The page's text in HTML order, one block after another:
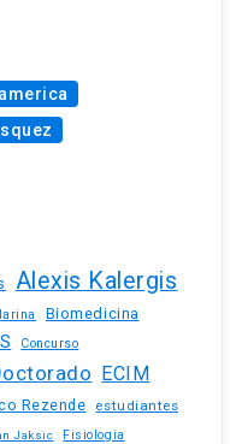
Alexis Kalergis
Biomedicina
Concurso
ECIM
Rezende estudiantes
Jaksic Fisiologia